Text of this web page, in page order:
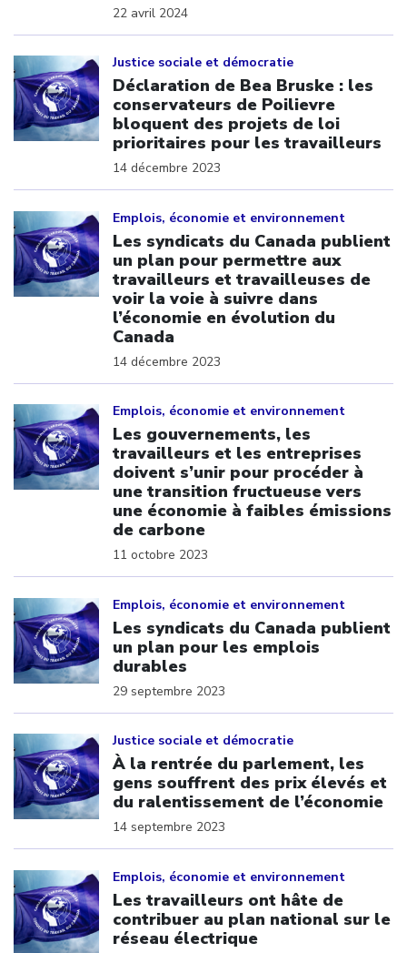
22 avril 2024
Justice sociale et démocratie
Déclaration de Bea Bruske : les
conservateurs de Poilievre
bloquent des projets de loi
prioritaires pour les travailleurs
14 décembre 2023
Emplois, économie et environnement
Les syndicats du Canada publient
un plan pour permettre aux
travailleurs et travailleuses de
voir la voie à suivre dans
l’économie en évolution du
Canada
14 décembre 2023
Emplois, économie et environnement
Les gouvernements, les
travailleurs et les entreprises
doivent s’unir pour procéder à
une transition fructueuse vers
une économie à faibles émissions
de carbone
11 octobre 2023
Emplois, économie et environnement
Les syndicats du Canada publient
un plan pour les emplois
durables
29 septembre 2023
Justice sociale et démocratie
À la rentrée du parlement, les
gens souffrent des prix élevés et
du ralentissement de l’économie
14 septembre 2023
Emplois, économie et environnement
Les travailleurs ont hâte de
contribuer au plan national sur le
réseau électrique